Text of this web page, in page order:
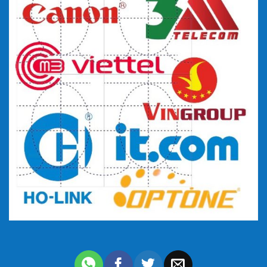
Bộ chuyển đổi quang điện GT-1F-2SC – 2 sợi quang
10/100M
Converter 1 sợi 10/100M 3Onedata 1100-SS-SC-20km
Cam kết của chúng tôi về sản phẩm khi mua
hàng
Viễn Thông Goldtechđơn vị danh tiếng, uy tín trên thị
trường đã và đang nhận được sự tin tưởng hợp tác của
quý khách hàng trên khắp cả nước.
Cam kết hàng chính hãng chất lượng đảm bảo ổn định;
giấy tờ xuất xưởng đầy đủ. Hàng dự án bao test chất
hãng có đầy đủ giấy tờ và nguồn gốc rõ ràng. Không chỉ